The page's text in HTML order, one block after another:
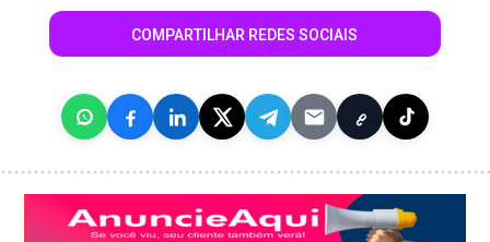
COMPARTILHAR REDES SOCIAIS